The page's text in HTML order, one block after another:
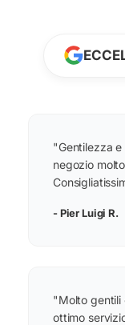
"Gentilezza
negozio
- Pier Luigi R.
"Molto gentili
ottimo